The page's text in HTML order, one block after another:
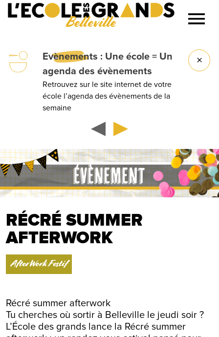
Belleville
Lancer la recherche
Evènements: Une école = Un
agenda des évènements
Retrouvez sur le site internet de votre
école l’agenda des évènements de la
semaine
ÉVÈNEMENT
RÉCRÉ SUMMER
AFTERWORK
AfterWork Festif
Récré summer afterwork
Tu cherches où sortir à Belleville le jeudi soir ?
L’École des grands lance la Récré summer